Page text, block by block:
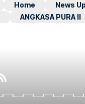
Home News
ANGKASA PURA II